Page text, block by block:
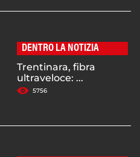
DENTRO LA NOTIZIA
Trentinara, fibra
ultraveloce: ...
5756